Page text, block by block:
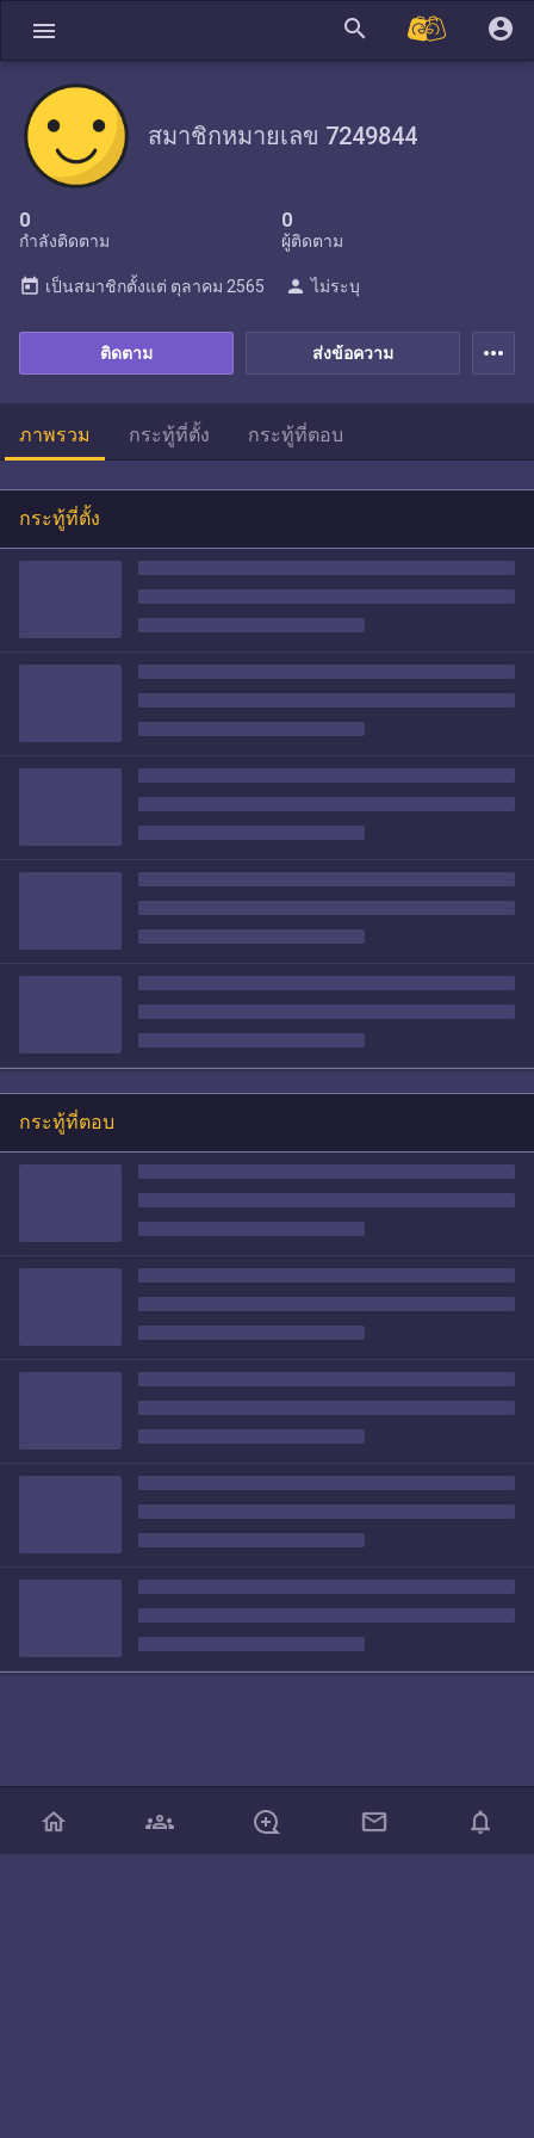
menu search account_circle
สมาชิกหมายเลข 7249844
0
กำลังติดตาม
0
ผู้ติดตาม
ส่งข้อความ
ติดตาม
today เป็นสมาชิกตั้งแต่ ตุลาคม 2565 person ไม่ระบุ
more_horiz
ภาพรวม กระทู้ที่ตั้ง กระทู้ที่ตอบ
กระทู้ที่ตั้ง
กระทู้ที่ตอบ